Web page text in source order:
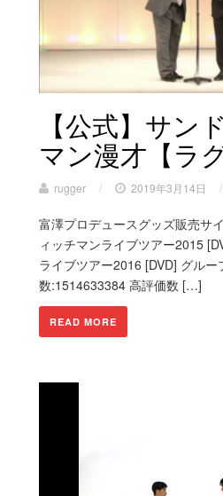
【公式】サン
マン漫才【ラ
rugger / 2019年3月14日 /
富澤プロデュースグッズ販売サ
ィッチマンライブツアー2015
ライブツアー2016 [DVD] グル
数:1514633384 高評価数 […]
READ MORE